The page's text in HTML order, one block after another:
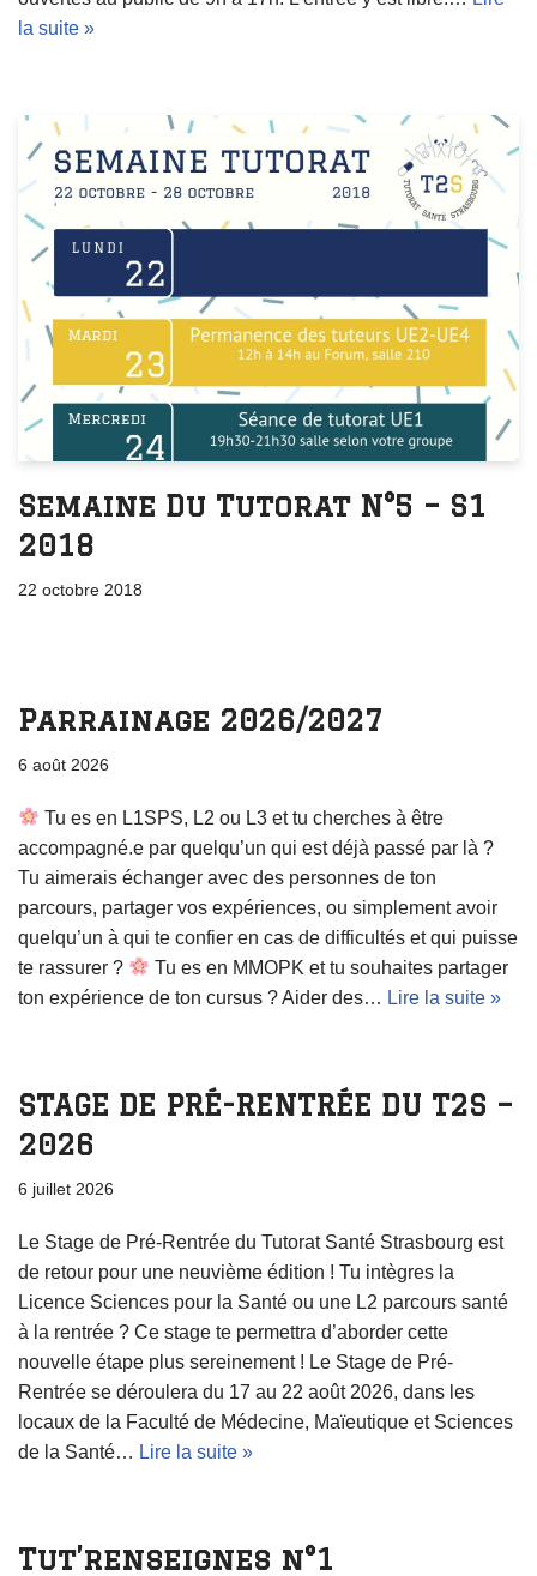
la suite »
Semaine Du Tutorat N°5 – S1
2018
22 octobre 2018
Parrainage 2026/2027
6 août 2026
Tu es en L1SPS, L2 ou L3 et tu cherches à être
accompagné.e par quelqu’un qui est déjà passé par là ?
Tu aimerais échanger avec des personnes de ton
parcours, partager vos expériences, ou simplement avoir
quelqu’un à qui te confier en cas de difficultés et qui puisse
te rassurer ?
Tu es en MMOPK et tu souhaites partager
ton expérience de ton cursus ? Aider des… Lire la suite »
STAGE DE PRÉ-RENTRÉE DU T2S –
2026
6 juillet 2026
Le Stage de Pré-Rentrée du Tutorat Santé Strasbourg est
de retour pour une neuvième édition ! Tu intègres la
Licence Sciences pour la Santé ou une L2 parcours santé
à la rentrée ? Ce stage te permettra d’aborder cette
nouvelle étape plus sereinement ! Le Stage de Pré-
Rentrée se déroulera du 17 au 22 août 2026, dans les
locaux de la Faculté de Médecine, Maïeutique et Sciences
de la Santé… Lire la suite »
Tut’renseignes n°1